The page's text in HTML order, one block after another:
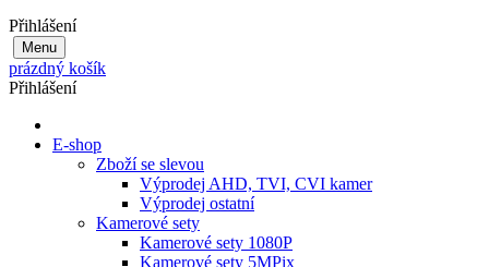
Přihlášení
Menu
prázdný košík
Přihlášení
E-shop
Zboží se slevou
Výprodej AHD, TVI, CVI kamer
Výprodej ostatní
Kamerové sety
Kamerové sety 1080P
Kamerové sety 5MPix